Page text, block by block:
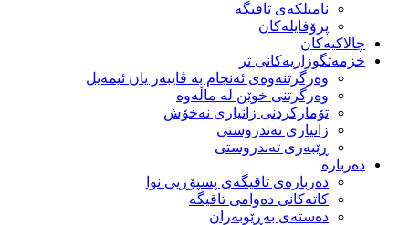
نامیلكەی تاقیگە
پرۆفایلەكان
چالاکیەکان
خزمەتگوزاریەكانی تر
وه‌رگرتنه‌وه‌ی ئه‌نجام به‌ ڤایبه‌ر یان ئیمه‌یل
وەرگرتنی خوێن لە ماڵەوە
تۆماركردنی زانیاری نەخۆش
زانیاری تەندروستی
ڕێبەری تەندروستی
دەربارە
دەربارەی تاقیگەی پسپۆڕیی نوا
كاتەكانی دەوامی تاقیگە
دەستەی بەڕێوبەران